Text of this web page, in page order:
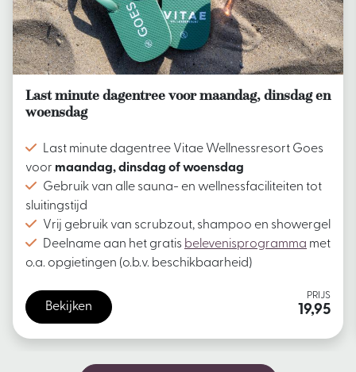
Last minute dagentree voor maandag, dinsdag en
woensdag
Last minute dagentree Vitae Wellnessresort Goes
voor maandag, dinsdag of woensdag
Gebruik van alle sauna- en wellnessfaciliteiten tot
sluitingstijd
Vrij gebruik van scrubzout, shampoo en showergel
Deelname aan het gratis belevenisprogramma met
o.a. opgietingen (o.b.v. beschikbaarheid)
Bekijken
PRIJS
19,95